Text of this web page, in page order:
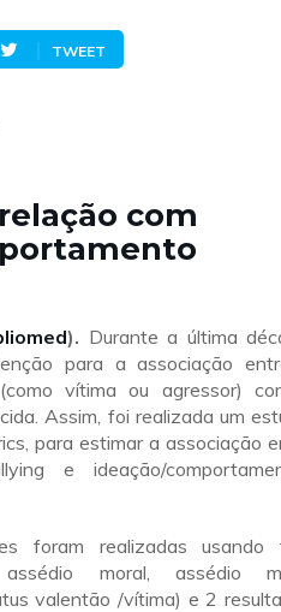
TWEET
com
). Durante a última
para a associação
vítima ou agressor)
Assim, foi realizada um
para estimar a associação
e ideação/
foram realizadas usando
assédio moral, assédio
valentão /vítima) e 2